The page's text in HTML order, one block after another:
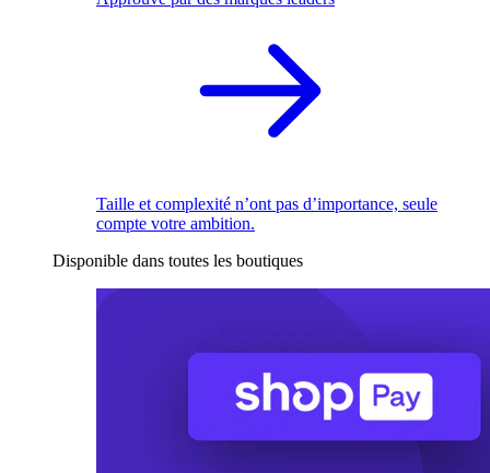
Taille et complexité n’ont pas d’importance, seule
compte votre ambition.
Disponible dans toutes les boutiques